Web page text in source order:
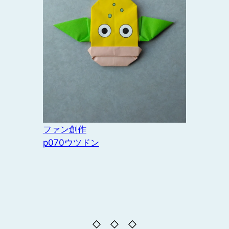
ファン創作
p070ウツドン
◇ ◇ ◇